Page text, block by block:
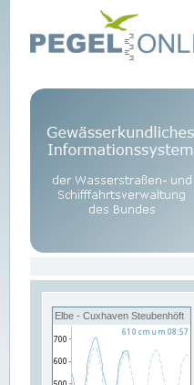
Elbe - Cuxhaven Steubenhöft